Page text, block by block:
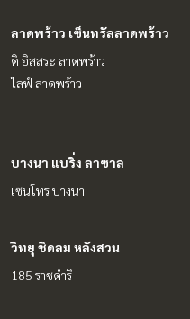
ลาดพร้าว เซ็นทรัลลาดพร้าว
ดิ อิสสระ ลาดพร้าว
ไลฟ์ ลาดพร้าว
บางนา แบริ่ง ลาซาล
เซนโทร บางนา
วิทยุ ชิดลม หลังสวน
185 ราชดำริ